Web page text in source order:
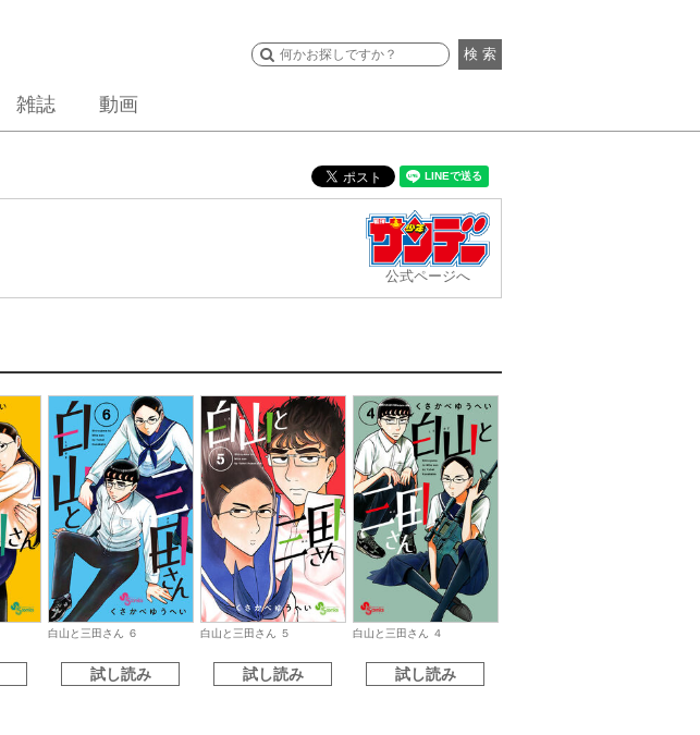
検 索
雑誌 動画
公式ページへ
白山と三田さん ６
試し読み
白山と三田さん ５
試し読み
白山と三田さん ４
試し読み